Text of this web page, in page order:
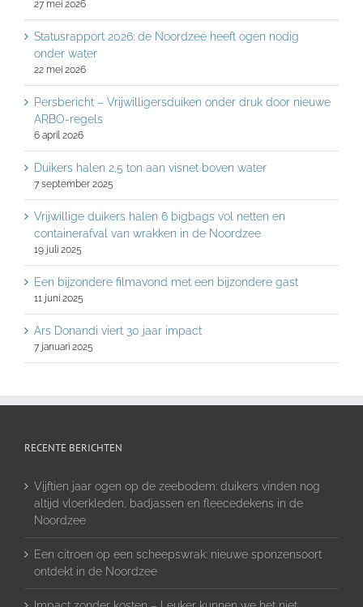
27 mei 2026
Statusrapport 2026: de Noordzee heeft ogen nodig
onder water
22 mei 2026
Persbericht – Vrijwilligersduiken onder druk door nieuwe
ARBO-regels
6 april 2026
Duikers halen 2,5 ton aan visnet boven water
7 september 2025
Vrijwillige duikers halen 6 bigbags vol netten en
containerafval van wrakken in de Noordzee
19 juli 2025
Een bijzondere filmavond met een bijzondere gast
11 juni 2025
Ars Donandi viert 30 jaar impact
7 januari 2025
RECENTE BERICHTEN
Vijftien jaar ogen op de zeebodem: duikers vinden nog
altijd vloerkleden, badjassen en fleecedekens in de
Noordzee
Een citroen op een scheepswrak: nieuwe sponzensoort
ontdekt in de Noordzee